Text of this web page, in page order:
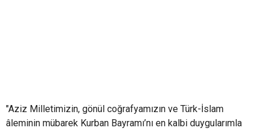
"Aziz Milletimizin, gönül coğrafyamızın ve Türk-İslam
âleminin mübarek Kurban Bayramı’nı en kalbi duygularımla